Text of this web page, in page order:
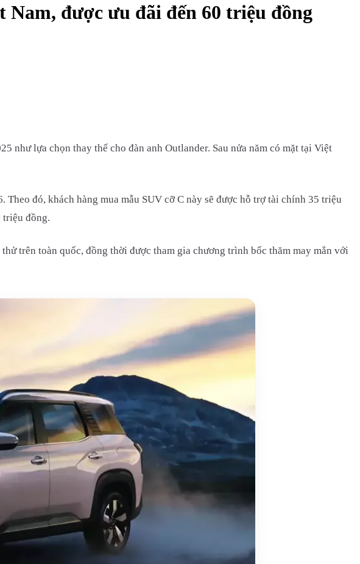
Nam, được ưu đãi đến 60 triệu đồng
như lựa chọn thay thế cho đàn anh Outlander. Sau nửa năm có mặt tại Việt
đó, khách hàng mua mẫu SUV cỡ C này sẽ được hỗ trợ tài chính 35 triệu
triệu đồng.
trên toàn quốc, đồng thời được tham gia chương trình bốc thăm may mắn với